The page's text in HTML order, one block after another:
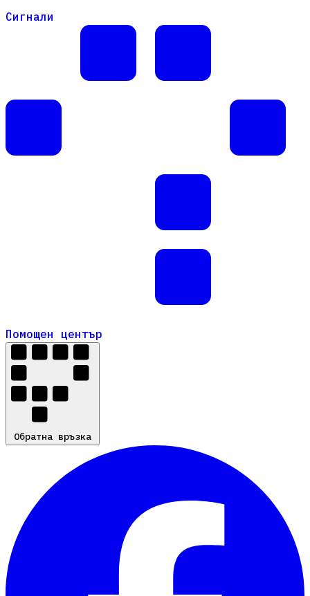
Сигнали
Помощен център
Помощен център
Обратна връзка
Обратна връзка